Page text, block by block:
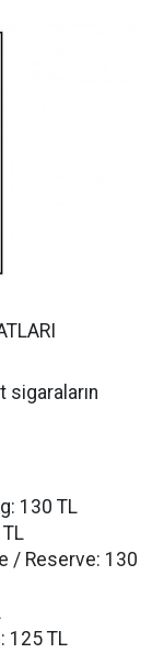
sigaraların
130 TL
/ Reserve: 130
125 TL